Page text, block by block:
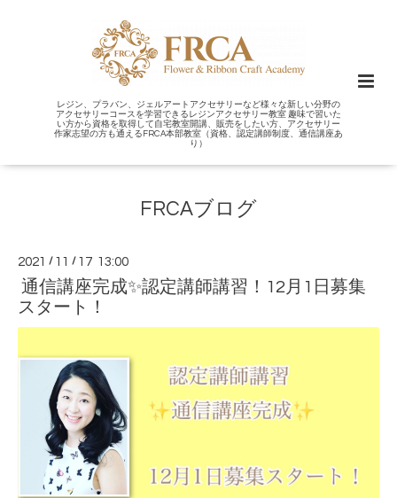
レジン、プラバン、ジェルアートアクセサリーなど様々な新しい分野の
アクセサリーコースを学習できるレジンアクセサリー教室 趣味で習いた
い方から資格を取得して自宅教室開講、販売をしたい方、アクセサリー
作家志望の方も通えるFRCA本部教室（資格、認定講師制度、通信講座あ
り）
FRCAブログ
2021 / 11 / 17 13:00
通信講座完成✨認定講師講習！12月1日募集
スタート！